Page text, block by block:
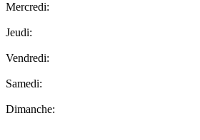
Mercredi:
Jeudi:
Vendredi:
Samedi:
Dimanche: